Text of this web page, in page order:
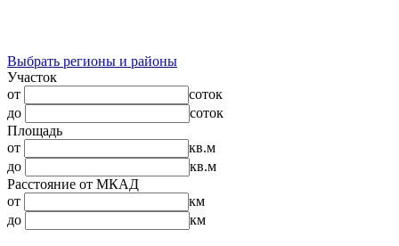
Выбрать регионы и районы
Участок
от
соток
до
соток
Площадь
от
кв.м
до
кв.м
Расстояние от МКАД
от
км
до
км